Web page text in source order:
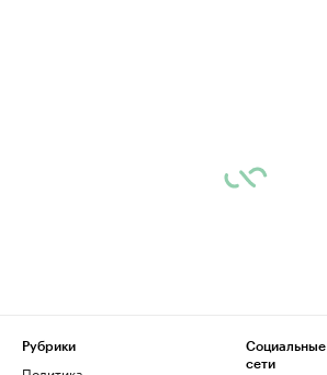
Рубрики
Социальные
сети